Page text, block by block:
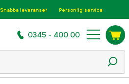
Snabba leveranser Personlig service
0345 - 400 00